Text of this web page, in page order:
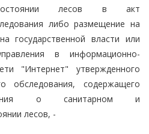
состоянии лесов в акт
либо размещение на
государственной власти или
в информационно-
"Интернет" утвержденного
обследования, содержащего
о санитарном и
лесов, -